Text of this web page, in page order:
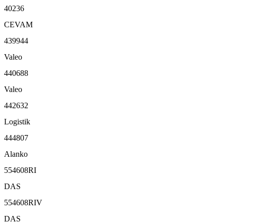
40236
CEVAM
439944
Valeo
440688
Valeo
442632
Logistik
444807
Alanko
554608RI
DAS
554608RIV
DAS